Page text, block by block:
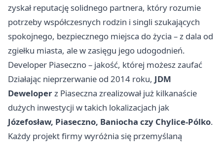
zyskał reputację solidnego partnera, który rozumie
potrzeby współczesnych rodzin i singli szukających
spokojnego, bezpiecznego miejsca do życia – z dala od
zgiełku miasta, ale w zasięgu jego udogodnień.
Developer Piaseczno – jakość, której możesz zaufać
Działając nieprzerwanie od 2014 roku, JDM
Deweloperz Piaseczna zrealizował już kilkanaście
dużych inwestycji w takich lokalizacjach jak
Józefosław, Piaseczno, Baniocha czy Chylice-Pólko.
Każdy projekt firmy wyróżnia się przemyślaną